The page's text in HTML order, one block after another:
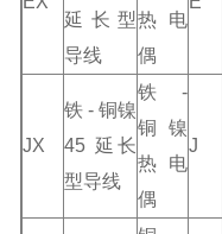
延长型
导线
热电
偶
JX
铁 - 铜镍
45 延长
型导线
铁 -
铜镍
热电
偶
J